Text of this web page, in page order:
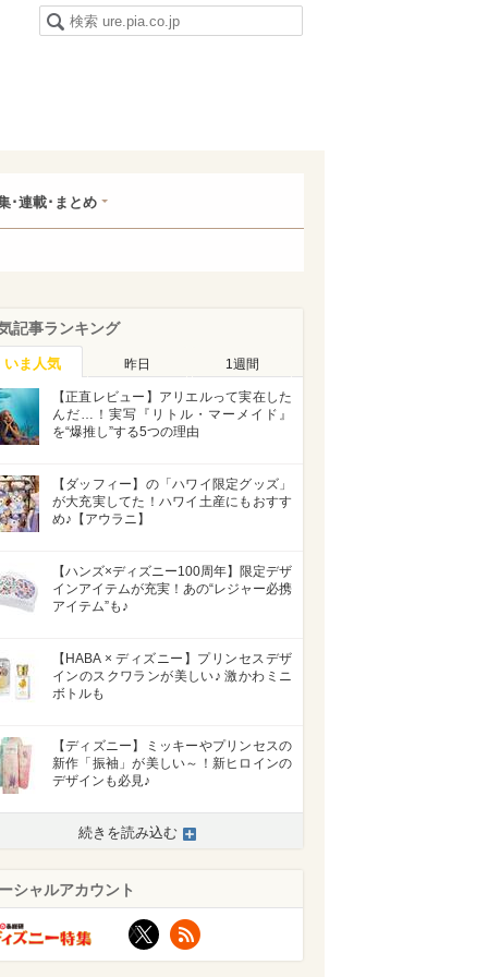
･連載･まとめ
記事ランキング
いま人気 昨日 1週間
【正直レビュー】アリエルって実在した
んだ…！実写『リトル・マーメイド』
を“爆推し”する5つの理由
【ダッフィー】の「ハワイ限定グッズ」
が大充実してた！ハワイ土産にもおすす
め♪【アウラニ】
【ハンズ×ディズニー100周年】限定デザ
インアイテムが充実！あの“レジャー必携
アイテム”も♪
【HABA × ディズニー】プリンセスデザ
インのスクワランが美しい♪ 激かわミニ
ボトルも
【ディズニー】ミッキーやプリンセスの
新作「振袖」が美しい～！新ヒロインの
デザインも必見♪
続きを読み込む
シャルアカウント
X